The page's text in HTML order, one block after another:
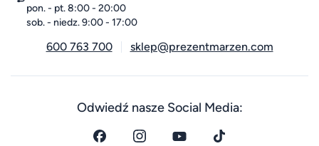
pon. - pt. 8:00 - 20:00
sob. - niedz. 9:00 - 17:00
600 763 700 sklep@prezentmarzen.com
Odwiedź nasze Social Media: